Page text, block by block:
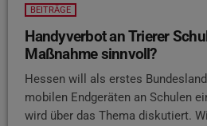
BEITRÄGE
Handyverbot an Trierer
Maßnahme sinnvoll?
Hessen will als erstes
mobilen Endgeräten an Schulen
wird über das Thema diskutiert.